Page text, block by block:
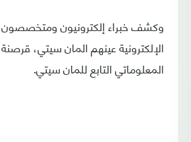
وكشف خبراء إلكترونيون
الإلكترونية عينهم المان سيتي،
المعلوماتي التابع للمان سيتي.